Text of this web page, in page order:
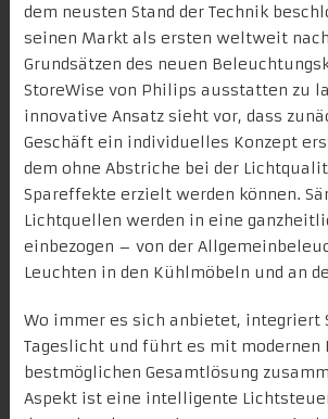
dem neusten Stand der Technik
seinen Markt als ersten weltweit
Grundsätzen des neuen
StoreWise von Philips ausstatten zu
innovative Ansatz sieht vor, dass
Geschäft ein individuelles Konzept
dem ohne Abstriche bei der
Spareffekte erzielt werden können.
Lichtquellen werden in eine
einbezogen – von der
Leuchten in den Kühlmöbeln und an
Wo immer es sich anbietet, integriert
Tageslicht und führt es mit modernen
bestmöglichen Gesamtlösung
Aspekt ist eine intelligente